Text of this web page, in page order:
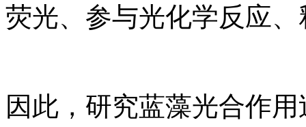
荧光、参与光化学反应
因此，研究蓝藻光合作